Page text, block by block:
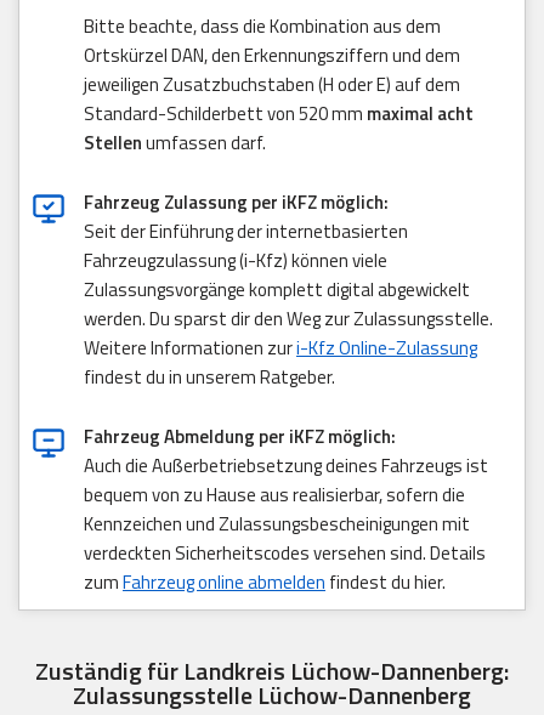
Bitte beachte, dass die Kombination aus dem
Ortskürzel DAN, den Erkennungsziffern und dem
jeweiligen Zusatzbuchstaben (H oder E) auf dem
Standard-Schilderbett von 520 mm maximal acht
Stellenumfassen darf.
Fahrzeug Zulassung per iKFZ möglich:
Seit der Einführung der internetbasierten
Fahrzeugzulassung (i-Kfz) können viele
Zulassungsvorgänge komplett digital abgewickelt
werden. Du sparst dir den Weg zur Zulassungsstelle.
Weitere Informationen zuri-Kfz Online-Zulassung
findest du in unserem Ratgeber.
Fahrzeug Abmeldung per iKFZ möglich:
Auch die Außerbetriebsetzung deines Fahrzeugs ist
bequem von zu Hause aus realisierbar, sofern die
Kennzeichen und Zulassungsbescheinigungen mit
verdeckten Sicherheitscodes versehen sind. Details
zumFahrzeug online abmelden findest du hier.
Zuständig für Landkreis Lüchow-Dannenberg:
Zulassungsstelle Lüchow-Dannenberg